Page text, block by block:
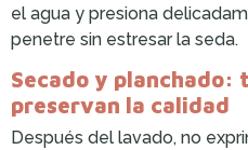
el agua y presiona
penetre sin estresar la seda.
Secado y planchado:
preservan la calidad
Después del lavado, no